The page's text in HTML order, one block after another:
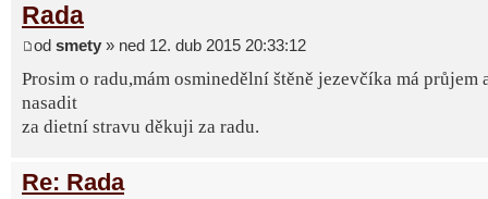
Rada
od smety » ned 12. dub 2015 20:33:12
Prosim o radu,mám osminedělní štěně jezevčíka má průjem
nasadit
za dietní stravu děkuji za radu.
Re: Rada